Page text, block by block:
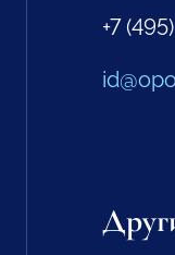
+7